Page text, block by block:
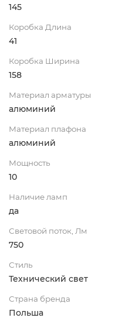
145
Коробка Длина
41
Коробка Ширина
158
Материал арматуры
алюминий
Материал плафона
алюминий
Мощность
10
Наличие ламп
да
Световой поток, Лм
750
Стиль
Технический свет
Страна бренда
Польша